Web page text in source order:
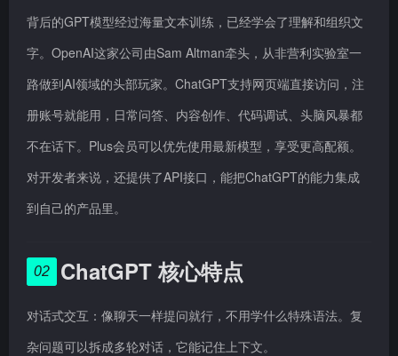
背后的GPT模型经过海量文本训练，已经学会了理解和组织文
字。OpenAI这家公司由Sam Altman牵头，从非营利实验室一
路做到AI领域的头部玩家。ChatGPT支持网页端直接访问，注
册账号就能用，日常问答、内容创作、代码调试、头脑风暴都
不在话下。Plus会员可以优先使用最新模型，享受更高配额。
对开发者来说，还提供了API接口，能把ChatGPT的能力集成
到自己的产品里。
02 ChatGPT 核心特点
对话式交互：像聊天一样提问就行，不用学什么特殊语法。复
杂问题可以拆成多轮对话，它能记住上下文。